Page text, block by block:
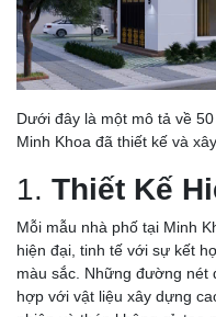
Dưới đây là một mô tả về
Minh Khoa đã thiết kế và
1. Thiết Kế
Mỗi mẫu nhà phố tại Minh
hiện đại, tinh tế với sự kết
màu sắc. Những đường nét
hợp với vật liệu xây dựng